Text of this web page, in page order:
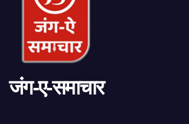
जंग-ए-समाचार